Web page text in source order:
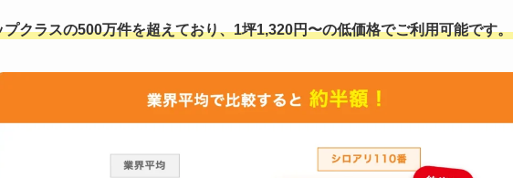
クラスの500万件を超えており、1坪1,320円〜の低価格でご利用可能です。